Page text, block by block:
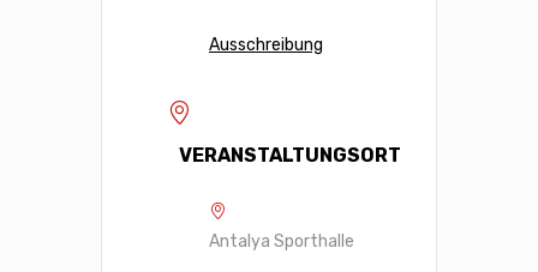
Ausschreibung
VERANSTALTUNGSORT
Antalya Sporthalle